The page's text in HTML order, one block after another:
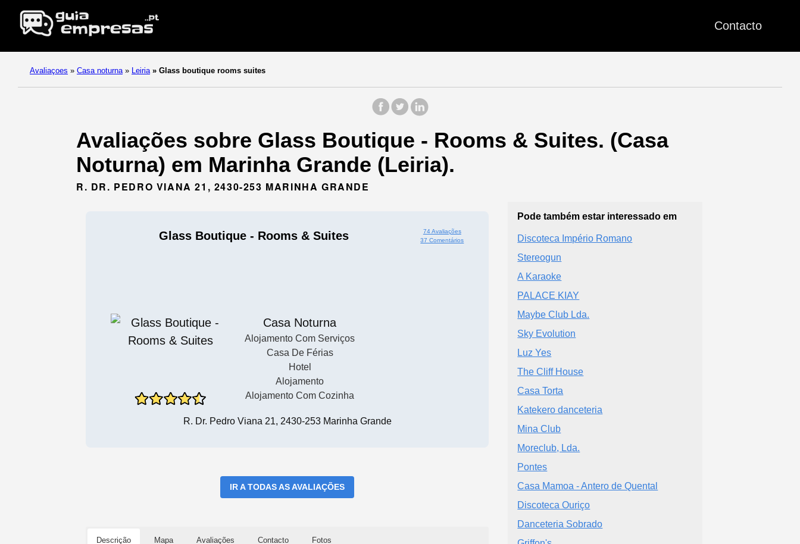
Contacto
Avaliaçoes » Casa noturna » Leiria » Glass boutique rooms suites
Avaliações sobre Glass Boutique - Rooms & Suites. (Casa
Noturna) em Marinha Grande (Leiria).
R. DR. PEDRO VIANA 21, 2430-253 MARINHA GRANDE
Glass Boutique - Rooms & Suites
74 Avaliações
37 Comentários
Casa Noturna
Alojamento Com Serviços
Casa De Férias
Hotel
Alojamento
Alojamento Com Cozinha
R. Dr. Pedro Viana 21, 2430-253 Marinha Grande
IR A TODAS AS AVALIAÇÕES
Descrição Mapa Avaliações Contacto Fotos
Pode também estar interessado em
Discoteca Império Romano
Stereogun
A Karaoke
PALACE KIAY
Maybe Club Lda.
Sky Evolution
Luz Yes
The Cliff House
Casa Torta
Katekero danceteria
Mina Club
Moreclub, Lda.
Pontes
Casa Mamoa - Antero de Quental
Discoteca Ouriço
Danceteria Sobrado